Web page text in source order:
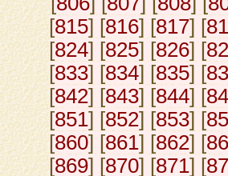
[815] [816] [817] [
[824] [825] [826] [
[833] [834] [835] [
[842] [843] [844] [
[851] [852] [853] [
[860] [861] [862] [
[869] [870] [871] [